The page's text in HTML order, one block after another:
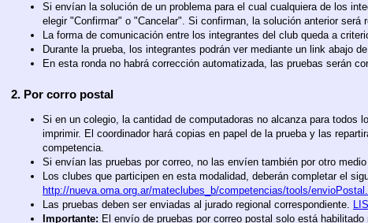
Si envían la solución de un problema para el cual cualquiera de los
elegir "Confirmar" o "Cancelar". Si confirman, la solución anterior
La forma de comunicación entre los integrantes del club queda a
Durante la prueba, los integrantes podrán ver mediante un link abajo
En esta ronda no habrá corrección automatizada, las pruebas serán
2. Por corro postal
Si en un colegio, la cantidad de computadoras no alcanza para todos
imprimir. El coordinador hará copias en papel de la prueba y las
competencia.
Si envían las pruebas por correo, no las envíen también por otro
Los clubes que participen en esta modalidad, deberán completar el
http://nueva.oma.org.ar/mateclubes_b/competencias/tools/
Las pruebas deben ser enviadas al jurado regional correspondiente.
Importante: El envío de pruebas por correo postal solo está